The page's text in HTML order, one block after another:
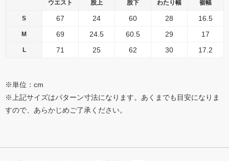
ウエスト 股上 股下 わたり幅 裾幅
S 67 24 60 28 16.5
M 69 24.5 60.5 29 17
L 71 25 62 30 17.2
※単位：cm
※上記サイズはパターン寸法になります。あくまでも目安になりま
すので、あらかじめご了承ください。